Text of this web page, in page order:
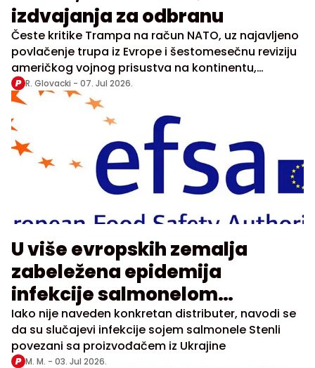
izdvajanja za odbranu
Česte kritike Trampa na račun NATO, uz najavljeno
povlačenje trupa iz Evrope i šestomesečnu reviziju
američkog vojnog prisustva na kontinentu,
doprinele su neizvesnosti unutar Alijanse
R. Glovacki - 07. Jul 2026.
U više evropskih zemalja
zabeležena epidemija
infekcije salmonelom
povezane s nudlama
Iako nije naveden konkretan distributer, navodi se
da su slučajevi infekcije sojem salmonele Stenli
povezani sa proizvođačem iz Ukrajine
M. M. - 03. Jul 2026.